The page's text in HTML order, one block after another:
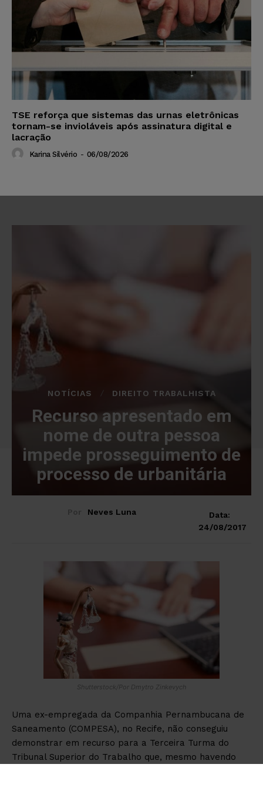
TSE reforça que sistemas das urnas eletrônicas
tornam-se invioláveis após assinatura digital e
lacração
Karina Silvério - 06/08/2026